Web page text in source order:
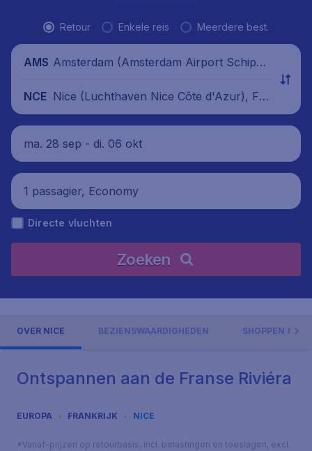
Retour Enkele reis Meerdere best.
AMS Amsterdam (Amsterdam Airport Schipho
NCE Nice (Luchthaven Nice Côte d'Azur), Fra
nkrijk
ma. 28 sep - di. 06 okt
1 passagier, Economy
Directe vluchten
Zoeken
OVER NICE BEZIENSWAARDIGHEDEN SHOPPEN &
Ontspannen aan de Franse Riviéra
EUROPA FRANKRIJK NICE
*Vanaf-prijzen op retourbasis, incl. belastingen en toeslagen, excl.